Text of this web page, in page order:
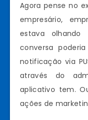
Agora pense no
empresário,
estava
conversa
notificação via
através do
aplicativo tem.
ações de